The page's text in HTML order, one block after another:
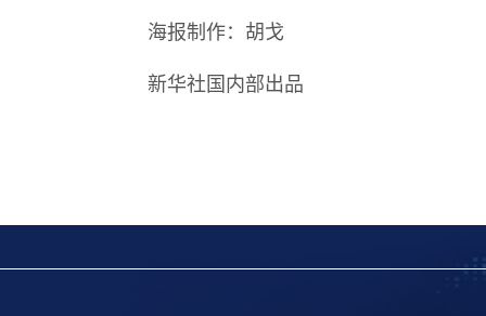
海报制作：胡戈
新华社国内部出品